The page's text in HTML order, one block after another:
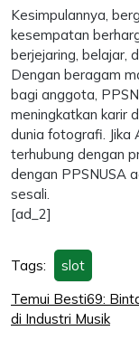
Kesimpulannya,
kesempatan
berjejaring, belajar,
Dengan beragam
bagi anggota,
meningkatkan karir
dunia fotografi. Jika
terhubung dengan
dengan PPSNUSA
sesali.
[ad_2]
Tags: slot
Post
navigation
Temui Besti69:
di Industri Musik